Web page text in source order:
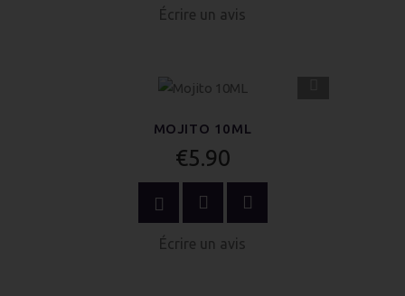
Écrire un avis
MOJITO 10ML
€5.90
Écrire un avis